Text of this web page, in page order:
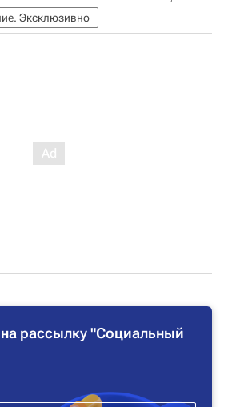
Эксклюзивно
рассылку "Социальный